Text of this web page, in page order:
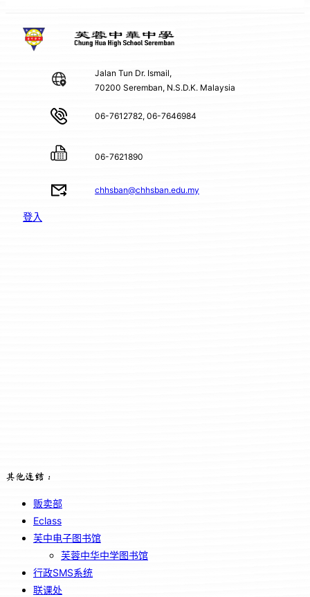
Jalan Tun Dr. Ismail,
70200 Seremban, N.S.D.K. Malaysia
06-7612782, 06-7646984
06-7621890
chhsban@chhsban.edu.my
登入
其他连结：
贩卖部
Eclass
芙中电子图书馆
芙蓉中华中学图书馆
行政SMS系统
联课处